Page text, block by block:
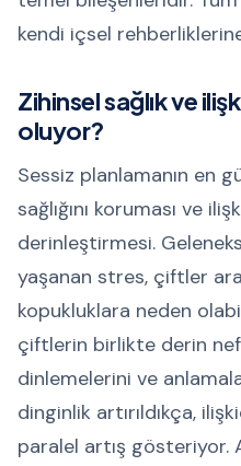
kendi içsel
Zihinsel sağlık ve
oluyor?
Sessiz planlamanın en
sağlığını koruması ve
derinleştirmesi.
yaşanan stres, çiftler
kopukluklara neden
çiftlerin birlikte derin
dinlemelerini ve
dinginlik artırıldıkça,
paralel artış gösteriyor.